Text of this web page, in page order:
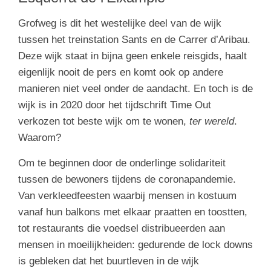
Grofweg is dit het westelijke deel van de wijk
tussen het treinstation Sants en de Carrer d’Aribau.
Deze wijk staat in bijna geen enkele reisgids, haalt
eigenlijk nooit de pers en komt ook op andere
manieren niet veel onder de aandacht. En toch is de
wijk is in 2020 door het tijdschrift Time Out
verkozen tot beste wijk om te wonen, ter wereld.
Waarom?
Om te beginnen door de onderlinge solidariteit
tussen de bewoners tijdens de coronapandemie.
Van verkleedfeesten waarbij mensen in kostuum
vanaf hun balkons met elkaar praatten en toostten,
tot restaurants die voedsel distribueerden aan
mensen in moeilijkheiden: gedurende de lock downs
is gebleken dat het buurtleven in de wijk